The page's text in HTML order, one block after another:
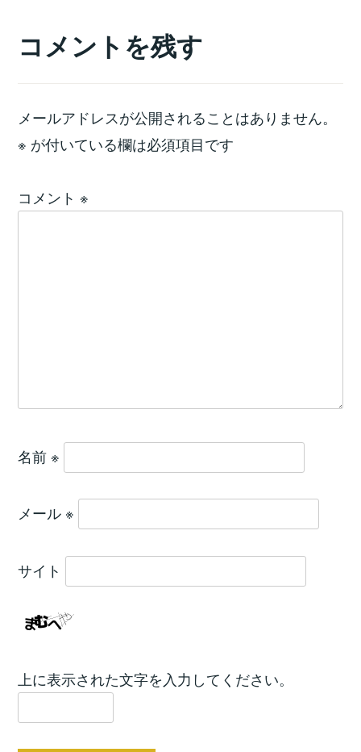
コメントを残す
メールアドレスが公開されることはありません。
※ が付いている欄は必須項目です
コメント ※
名前 ※
メール ※
サイト
上に表示された文字を入力してください。